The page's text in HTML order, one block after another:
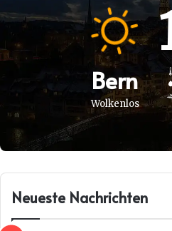
Bern
Wolkenlos
Neueste Nachrichten